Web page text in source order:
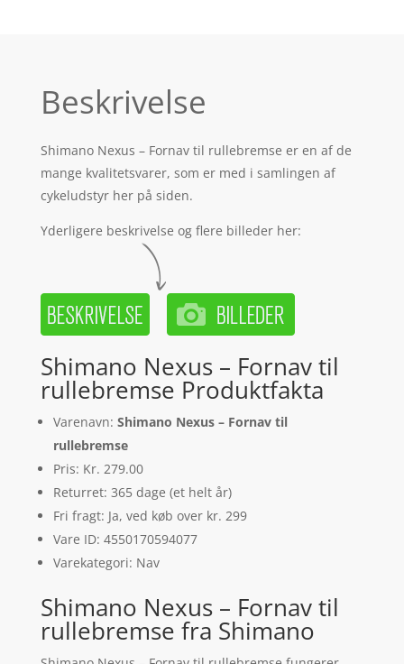
Beskrivelse
Shimano Nexus – Fornav til rullebremse er en af de
mange kvalitetsvarer, som er med i samlingen af
cykeludstyr her på siden.
Yderligere beskrivelse og flere billeder her:
Shimano Nexus – Fornav til
rullebremse Produktfakta
Varenavn: Shimano Nexus – Fornav til
rullebremse
Pris: Kr. 279.00
Returret: 365 dage (et helt år)
Fri fragt: Ja, ved køb over kr. 299
Vare ID: 4550170594077
Varekategori: Nav
Shimano Nexus – Fornav til
rullebremse fra Shimano